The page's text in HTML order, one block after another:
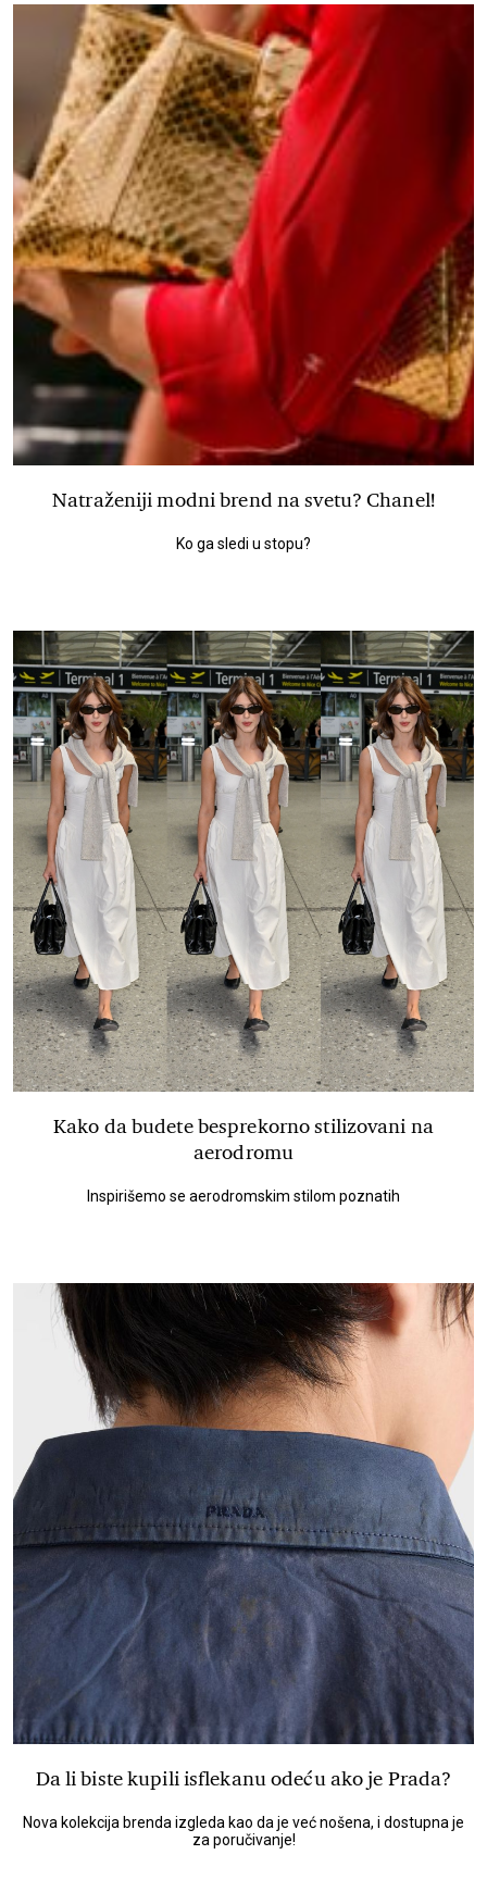
Natraženiji modni brend na svetu? Chanel!
Ko ga sledi u stopu?
Kako da budete besprekorno stilizovani na
aerodromu
Inspirišemo se aerodromskim stilom poznatih
Da li biste kupili isflekanu odeću ako je Prada?
Nova kolekcija brenda izgleda kao da je već nošena, i dostupna je
za poručivanje!